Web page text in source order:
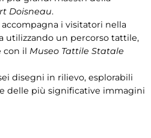
Doisneau.
i visitatori nella
utilizzando un percorso tattile,
con il Museo Tattile Statale
disegni in rilievo, esplorabili
delle più significative immagini